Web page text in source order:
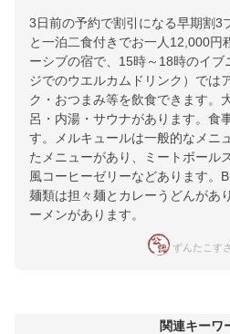
3日前の予約で割引になる早期割3
と一泊二食付きでお一人12,000円
ーシブの宿で、15時～18時のイブ
ジでのウエルカムドリンク）では
ク・おつまみ等を飲食できます。
呂・内湯・サウナがあります。食
す。メルキュールは一般的なメニ
たメニューがあり、ミートボール
風コーヒーゼリーなどあります。
麺類は担々麺とカレーうどんがあ
ーメンがあります。
ずんたこす
関連キーワ